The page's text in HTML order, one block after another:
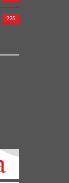
225